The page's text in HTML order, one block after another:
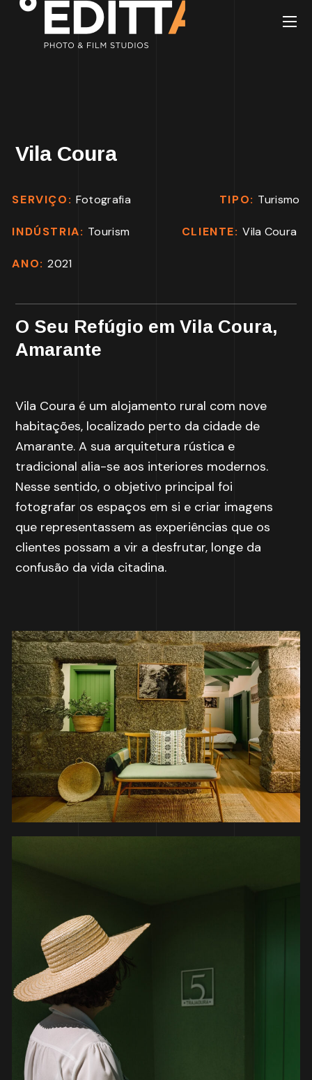
Vila Coura
SERVIÇO: Fotografia TIPO: Turismo
INDÚSTRIA: Tourism CLIENTE:Vila Coura
ANO:2021
O Seu Refúgio em Vila Coura,
Amarante
Vila Coura é um alojamento rural com nove
habitações, localizado perto da cidade de
Amarante. A sua arquitetura rústica e
tradicional alia-se aos interiores modernos.
Nesse sentido, o objetivo principal foi
fotografar os espaços em si e criar imagens
que representassem as experiências que os
clientes possam a vir a desfrutar, longe da
confusão da vida citadina.